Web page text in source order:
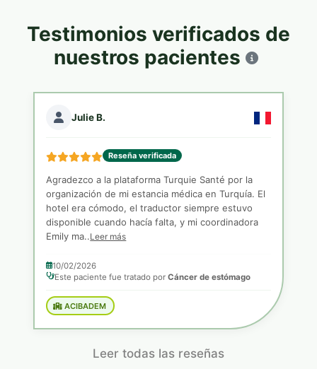
Testimonios verificados de
nuestros pacientes
Julie B.
Reseña verificada
Agradezco a la plataforma Turquie Santé por la
organización de mi estancia médica en Turquía. El
hotel era cómodo, el traductor siempre estuvo
disponible cuando hacía falta, y mi coordinadora
Emily ma..Leer más
10/02/2026
Este paciente fue tratado porCáncer de estómago
ACIBADEM
Leer todas las reseñas